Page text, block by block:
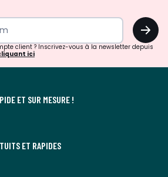
surprises?
OK
client ? Inscrivez-vous à la newsletter depuis
ici
ET SUR MESURE !
ET RAPIDES